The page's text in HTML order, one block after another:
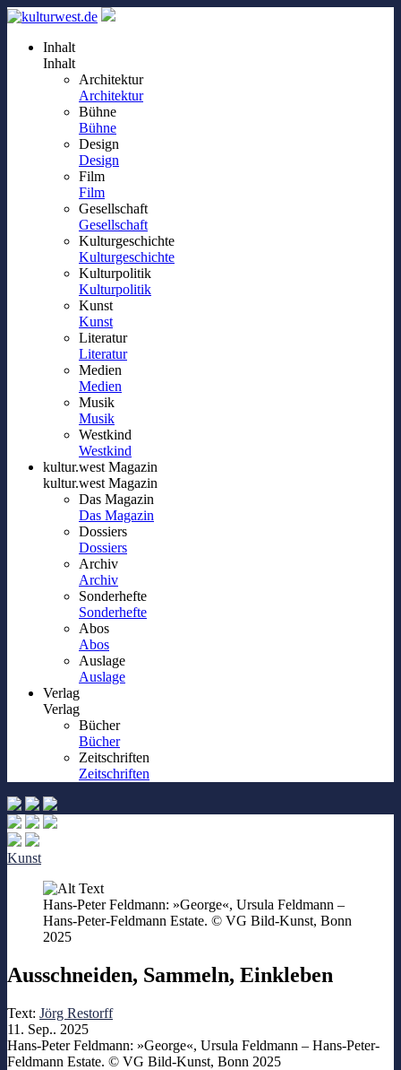
Inhalt
Inhalt
Architektur
Architektur
Bühne
Bühne
Design
Design
Film
Film
Gesellschaft
Gesellschaft
Kulturgeschichte
Kulturgeschichte
Kulturpolitik
Kulturpolitik
Kunst
Kunst
Literatur
Literatur
Medien
Medien
Musik
Musik
Westkind
Westkind
kultur.west Magazin
kultur.west Magazin
Das Magazin
Das Magazin
Dossiers
Dossiers
Archiv
Archiv
Sonderhefte
Sonderhefte
Abos
Abos
Auslage
Auslage
Verlag
Verlag
Bücher
Bücher
Zeitschriften
Zeitschriften
Kunst
Hans-Peter Feldmann: »George«, Ursula Feldmann –
Hans-Peter-Feldmann Estate. © VG Bild-Kunst, Bonn
2025
Ausschneiden, Sammeln, Einkleben
Text: Jörg Restorff
11. Sep.. 2025
Hans-Peter Feldmann: »George«, Ursula Feldmann – Hans-Peter-
Feldmann Estate. © VG Bild-Kunst, Bonn 2025